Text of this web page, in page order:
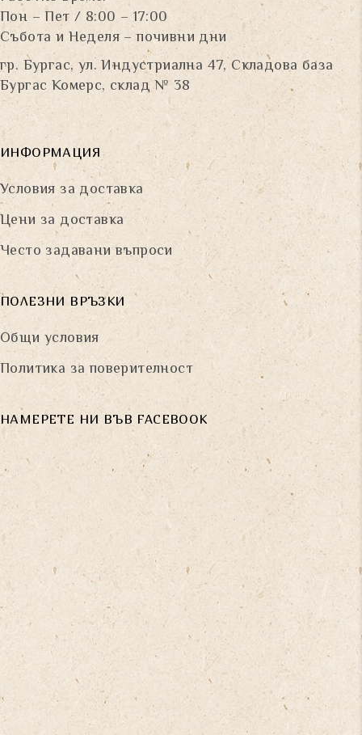
Пон – Пет / 8:00 – 17:00
Събота и Неделя – почивни дни
гр. Бургас, ул. Индустриална 47, Складова база
Бургас Комерс, склад № 38
ИНФОРМАЦИЯ
Условия за доставка
Цени за доставка
Често задавани въпроси
ПОЛЕЗНИ ВРЪЗКИ
Общи условия
Политика за поверителност
НАМЕРЕТЕ НИ ВЪВ FACEBOOK